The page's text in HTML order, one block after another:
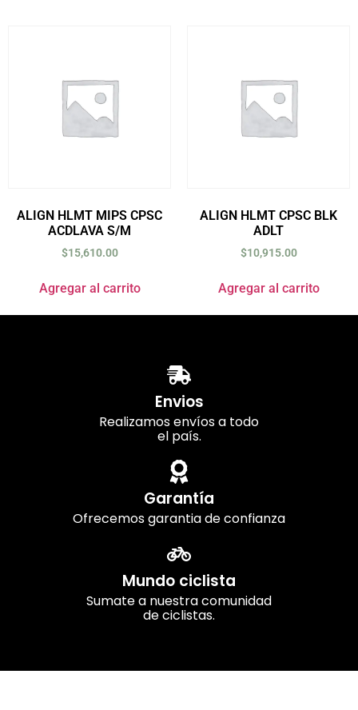
ALIGN HLMT MIPS CPSC
ACDLAVA S/M
$15,610.00
Agregar al carrito
ALIGN HLMT CPSC BLK
ADLT
$10,915.00
Agregar al carrito
Envios
Realizamos envíos a todo
el país.
Garantía
Ofrecemos garantia de confianza
Mundo ciclista
Sumate a nuestra comunidad
de ciclistas.